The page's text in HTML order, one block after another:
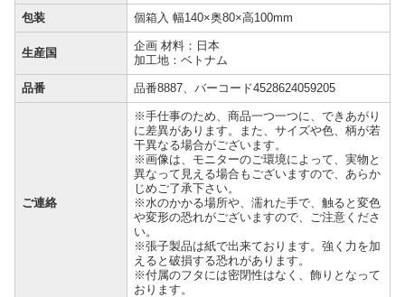
包装 個箱入 幅140×奥80×高100mm
生産国
企画 材料：日本
加工地：ベトナム
品番 品番8887、バーコード4528624059205
ご連絡
※手仕事のため、商品一つ一つに、できあがり
に差異があります。また、サイズや色、柄が若
干異なる場合がございます。
※画像は、モニターのご環境によって、実物と
異なって見える場合もございますので、あらか
じめご了承下さい。
※水のかかる場所や、濡れた手で、触ると変色
や変形の恐れがございますので、ご注意くださ
い。
※張子製品は紙で出来ております。強く力を加
えると破損する恐れがあります。
※付属のフタには密閉性はなく、飾りとなって
おります。